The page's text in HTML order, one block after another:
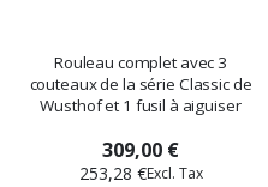
Rouleau complet avec 3
couteaux de la série Classic de
Wusthof et 1 fusil à aiguiser
309,00 €
253,28 €